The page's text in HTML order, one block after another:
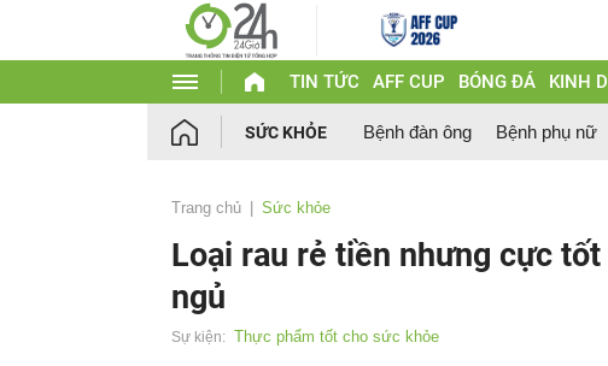
TIN TỨC AFF CUP BÓNG ĐÁ KINH
SỨC KHỎE Bệnh đàn ông Bệnh phụ nữ
Trang chủ Sức khỏe
Loại rau rẻ tiền nhưng cực
ngủ
Sự kiện: Thực phẩm tốt cho sức khỏe